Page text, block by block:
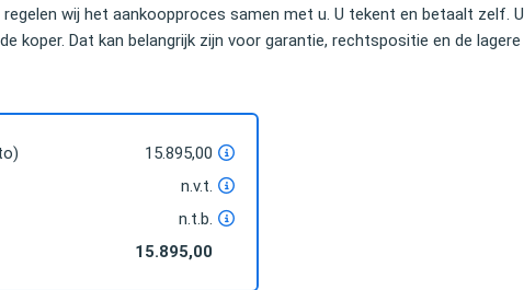
wij het aankoopproces samen met u. U tekent en betaalt zelf. U
koper. Dat kan belangrijk zijn voor garantie, rechtspositie en de lagere
15.895,00
n.v.t.
n.t.b.
15.895,00